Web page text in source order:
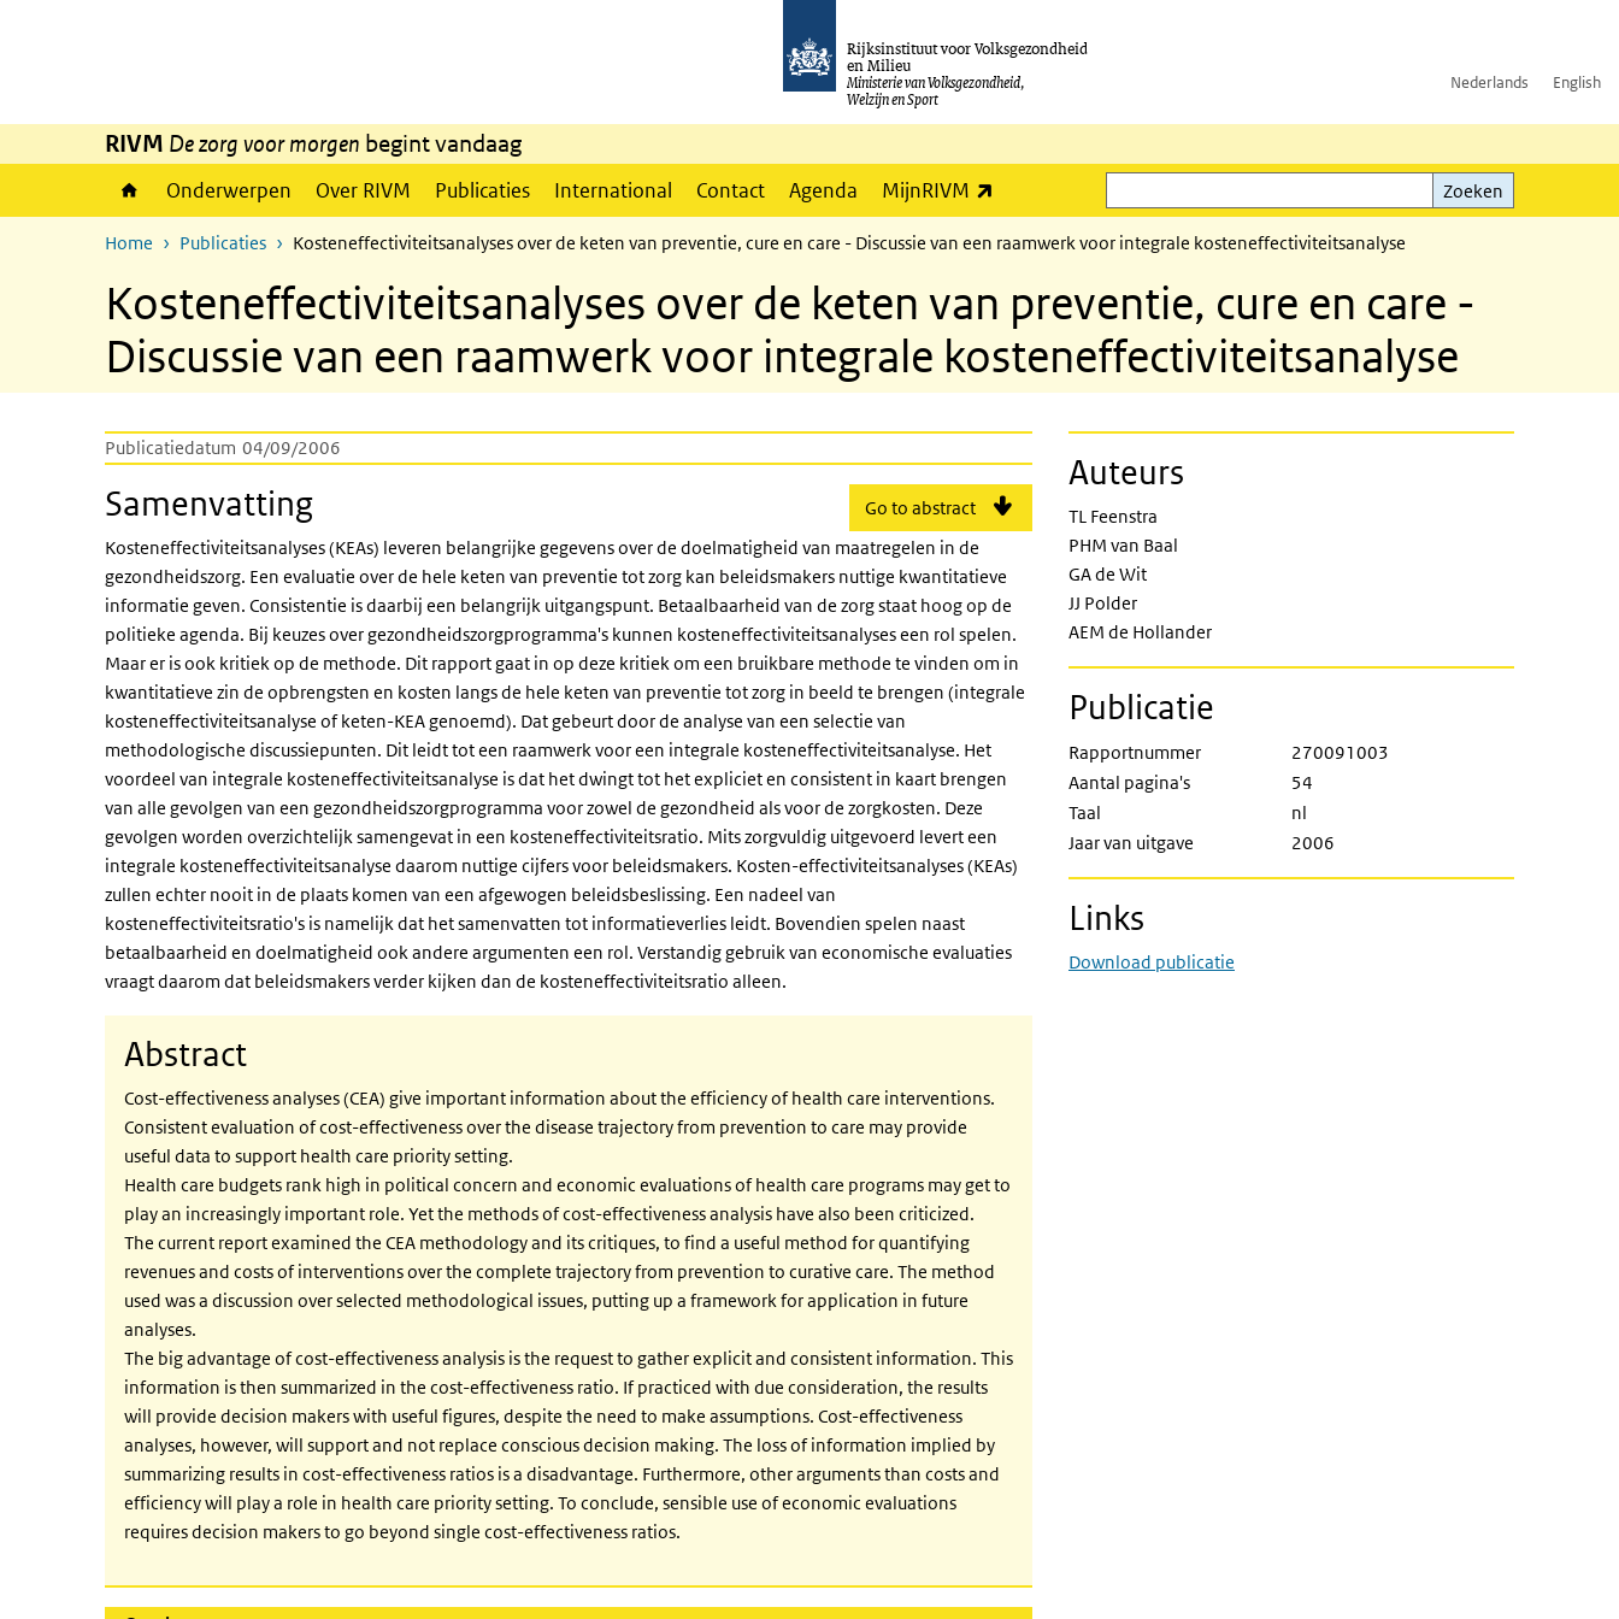
Rijksinstituut voor Volksgezondheid
en Milieu
Ministerie van Volksgezondheid,
Welzijn en Sport
Nederlands English
RIVM De zorg voor morgen begint vandaag
Onderwerpen Over RIVM Publicaties International Contact Agenda MijnRIVM
Zoeken
Zoeken
Home Publicaties Kosteneffectiviteitsanalyses over de keten van preventie, cure en care - Discussie van een raamwerk voor integrale kosteneffectiviteitsanalyse
Kosteneffectiviteitsanalyses over de keten van preventie, cure en care -
Discussie van een raamwerk voor integrale kosteneffectiviteitsanalyse
Publicatiedatum 04/09/2006
Go to abstract
Samenvatting
Kosteneffectiviteitsanalyses (KEAs) leveren belangrijke gegevens over de doelmatigheid van maatregelen in de
gezondheidszorg. Een evaluatie over de hele keten van preventie tot zorg kan beleidsmakers nuttige kwantitatieve
informatie geven. Consistentie is daarbij een belangrijk uitgangspunt. Betaalbaarheid van de zorg staat hoog op de
politieke agenda. Bij keuzes over gezondheidszorgprogramma's kunnen kosteneffectiviteitsanalyses een rol spelen.
Maar er is ook kritiek op de methode. Dit rapport gaat in op deze kritiek om een bruikbare methode te vinden om in
kwantitatieve zin de opbrengsten en kosten langs de hele keten van preventie tot zorg in beeld te brengen (integrale
kosteneffectiviteitsanalyse of keten-KEA genoemd). Dat gebeurt door de analyse van een selectie van
methodologische discussiepunten. Dit leidt tot een raamwerk voor een integrale kosteneffectiviteitsanalyse. Het
voordeel van integrale kosteneffectiviteitsanalyse is dat het dwingt tot het expliciet en consistent in kaart brengen
van alle gevolgen van een gezondheidszorgprogramma voor zowel de gezondheid als voor de zorgkosten. Deze
gevolgen worden overzichtelijk samengevat in een kosteneffectiviteitsratio. Mits zorgvuldig uitgevoerd levert een
integrale kosteneffectiviteitsanalyse daarom nuttige cijfers voor beleidsmakers. Kosten-effectiviteitsanalyses (KEAs)
zullen echter nooit in de plaats komen van een afgewogen beleidsbeslissing. Een nadeel van
kosteneffectiviteitsratio's is namelijk dat het samenvatten tot informatieverlies leidt. Bovendien spelen naast
betaalbaarheid en doelmatigheid ook andere argumenten een rol. Verstandig gebruik van economische evaluaties
vraagt daarom dat beleidsmakers verder kijken dan de kosteneffectiviteitsratio alleen.
Abstract
Cost-effectiveness analyses (CEA) give important information about the efficiency of health care interventions.
Consistent evaluation of cost-effectiveness over the disease trajectory from prevention to care may provide
useful data to support health care priority setting.
Health care budgets rank high in political concern and economic evaluations of health care programs may get to
play an increasingly important role. Yet the methods of cost-effectiveness analysis have also been criticized.
The current report examined the CEA methodology and its critiques, to find a useful method for quantifying
revenues and costs of interventions over the complete trajectory from prevention to curative care. The method
used was a discussion over selected methodological issues, putting up a framework for application in future
analyses.
The big advantage of cost-effectiveness analysis is the request to gather explicit and consistent information. This
information is then summarized in the cost-effectiveness ratio. If practiced with due consideration, the results
will provide decision makers with useful figures, despite the need to make assumptions. Cost-effectiveness
analyses, however, will support and not replace conscious decision making. The loss of information implied by
summarizing results in cost-effectiveness ratios is a disadvantage. Furthermore, other arguments than costs and
efficiency will play a role in health care priority setting. To conclude, sensible use of economic evaluations
requires decision makers to go beyond single cost-effectiveness ratios.
Auteurs
TL Feenstra
PHM van Baal
GA de Wit
JJ Polder
AEM de Hollander
Publicatie
Rapportnummer
270091003
Aantal pagina's
54
Taal
nl
Jaar van uitgave
2006
Links
Download publicatie